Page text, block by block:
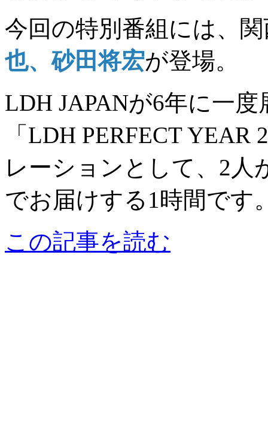
今回の特別番組には、
也、砂田将宏が登場。
LDH JAPANが6年に一
「LDH PERFECT
レーションとして、2人
でお届けする1時間です
この記事を読む